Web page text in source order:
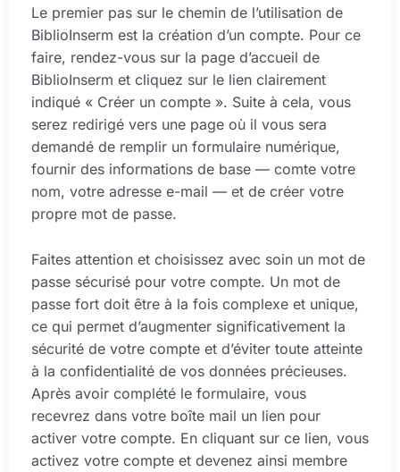
Le premier pas sur le chemin de l’utilisation de
BiblioInserm est la création d’un compte. Pour ce
faire, rendez-vous sur la page d’accueil de
BiblioInserm et cliquez sur le lien clairement
indiqué « Créer un compte ». Suite à cela, vous
serez redirigé vers une page où il vous sera
demandé de remplir un formulaire numérique,
fournir des informations de base — comte votre
nom, votre adresse e-mail — et de créer votre
propre mot de passe.
Faites attention et choisissez avec soin un mot de
passe sécurisé pour votre compte. Un mot de
passe fort doit être à la fois complexe et unique,
ce qui permet d’augmenter significativement la
sécurité de votre compte et d’éviter toute atteinte
à la confidentialité de vos données précieuses.
Après avoir complété le formulaire, vous
recevrez dans votre boîte mail un lien pour
activer votre compte. En cliquant sur ce lien, vous
activez votre compte et devenez ainsi membre